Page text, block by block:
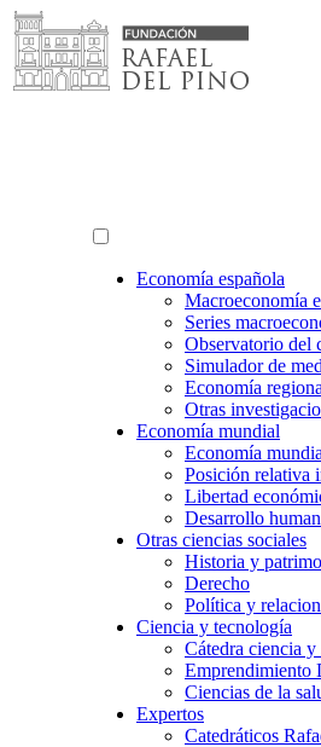
Saltar
al
contenido
Economía española
Macroeconomía
Series
Observatorio del
Simulador de
Economía
Otras
Economía mundial
Economía
Posición relativa
Libertad
Desarrollo
Otras ciencias sociales
Historia y
Derecho
Política y
Ciencia y tecnología
Cátedra ciencia y
Emprendimiento
Ciencias de la
Expertos
Catedráticos